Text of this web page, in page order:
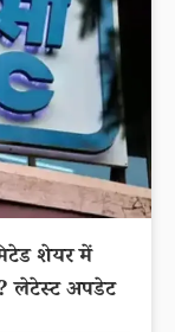
शेयर में
लेटेस्ट अपडेट